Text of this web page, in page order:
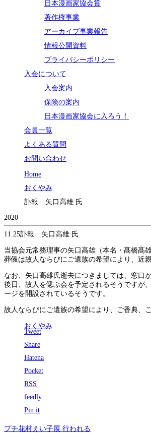
日本漫画家協会賞
著作権事業
アーカイブ事業報告
情報公開資料
プライバシーポリシー
入会について
入会案内
保険の案内
日本漫画家協会に入ろう！
会員一覧
よくある質問
お問い合わせ
Home
おくやみ
訃報 矢口高雄 氏
2020
11.25訃報 矢口高雄 氏
当協会元常務理事の矢口高雄（本名・髙橋髙
葬儀は故人ならびにご遺族の希望により、近
なお、矢口高雄氏逝去につきましては、窓口
後日、故人を偲ぶ会を予定されるそうですが
ージを開設されているそうです。
故人ならびにご遺族の希望により、ご香典、
おくやみ
Tweet
Share
Hatena
Pocket
RSS
feedly
Pin it
プチ花村えい子展 行われる